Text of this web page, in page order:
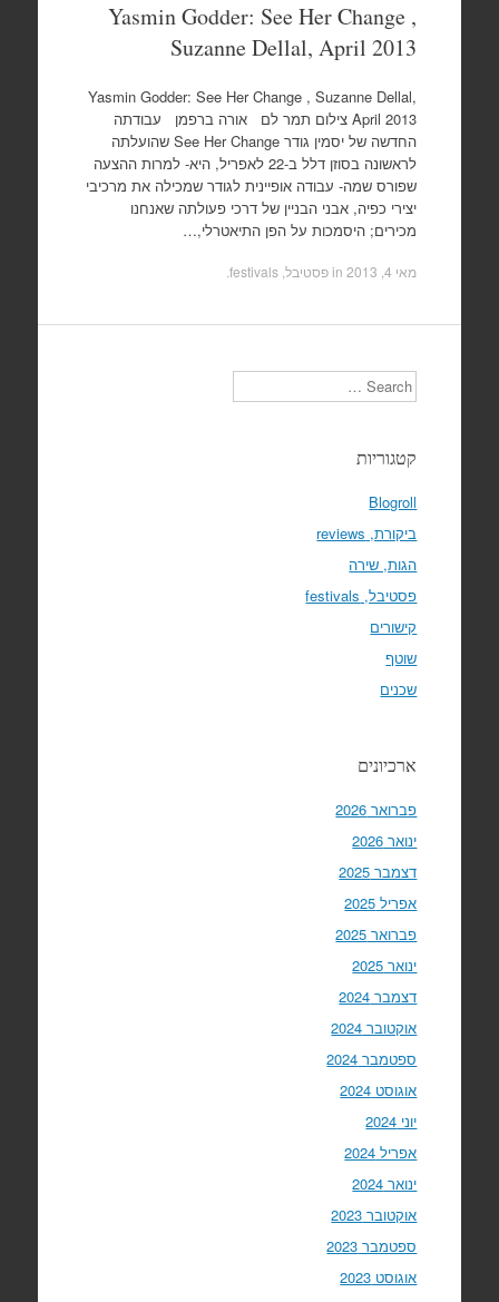
Yasmin Godder: See Her Change ,
Suzanne Dellal, April 2013
Yasmin Godder: See Her Change , Suzanne Dellal,
April 2013 צילום תמר לם אורה ברפמן עבודתה
החדשה של יסמין גודר See Her Change שהועלתה
לראשונה בסוזן דלל ב-22 לאפריל, היא- למרות ההצעה
שפורס שמה- עבודה אופיינית לגודר שמכילה את מרכיבי
יצירי כפיה, אבני הבניין של דרכי פעולתה שאנחנו
מכירים; היסמכות על הפן התיאטרלי,…
מאי 4, 2013 in פסטיבל, festivals .
Search
קטגוריות
Blogroll
ביקורת, reviews
הגות, שירה
פסטיבל, festivals
קישורים
שוטף
שכנים
ארכיונים
פברואר 2026
ינואר 2026
דצמבר 2025
אפריל 2025
פברואר 2025
ינואר 2025
דצמבר 2024
אוקטובר 2024
ספטמבר 2024
אוגוסט 2024
יוני 2024
אפריל 2024
ינואר 2024
אוקטובר 2023
ספטמבר 2023
אוגוסט 2023